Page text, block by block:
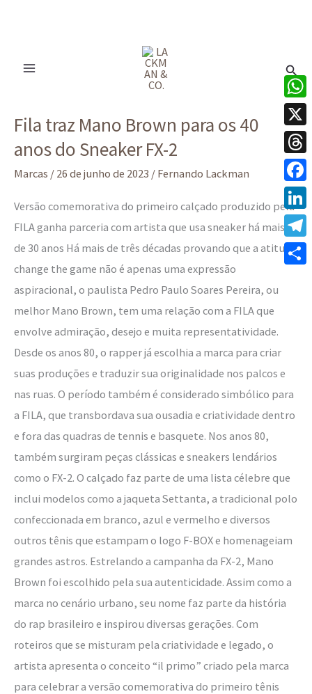
Fila traz Mano Brown para os 40
anos do Sneaker FX-2
Marcas / 26 de junho de 2023 / Fernando Lackman
Versão comemorativa do primeiro calçado produzido pela
FILA ganha parceria com artista que usa sneaker há mais
de 30 anos Há mais de três décadas provando que a atitude
change the game não é apenas uma expressão
aspiracional, o paulista Pedro Paulo Soares Pereira, ou
melhor Mano Brown, tem uma relação com a FILA que
envolve admiração, desejo e muita representatividade.
Desde os anos 80, o rapper já escolhia a marca para criar
suas produções e traduzir sua originalidade nos palcos e
nas ruas. O período também é considerado simbólico para
a FILA, que transbordava sua ousadia e criatividade dentro
e fora das quadras de tennis e basquete. Nos anos 80,
também surgiram peças clássicas e sneakers lendários
como o FX-2. O calçado faz parte de uma lista célebre que
inclui modelos como a jaqueta Settanta, a tradicional polo
confeccionada em branco, azul e vermelho e diversos
outros tênis que estampam o logo F-BOX e homenageiam
grandes astros. Estrelando a campanha da FX-2, Mano
Brown foi escolhido pela sua autenticidade. Assim como a
marca no cenário urbano, seu nome faz parte da história
do rap brasileiro e inspirou diversas gerações. Com
roteiros que se misturam pela criatividade e legado, o
artista apresenta o conceito “il primo” criado pela marca
para celebrar a versão comemorativa do primeiro tênis
traz
Mano
Brown
os
40
anos
do
Sneaker
FX-
2
X